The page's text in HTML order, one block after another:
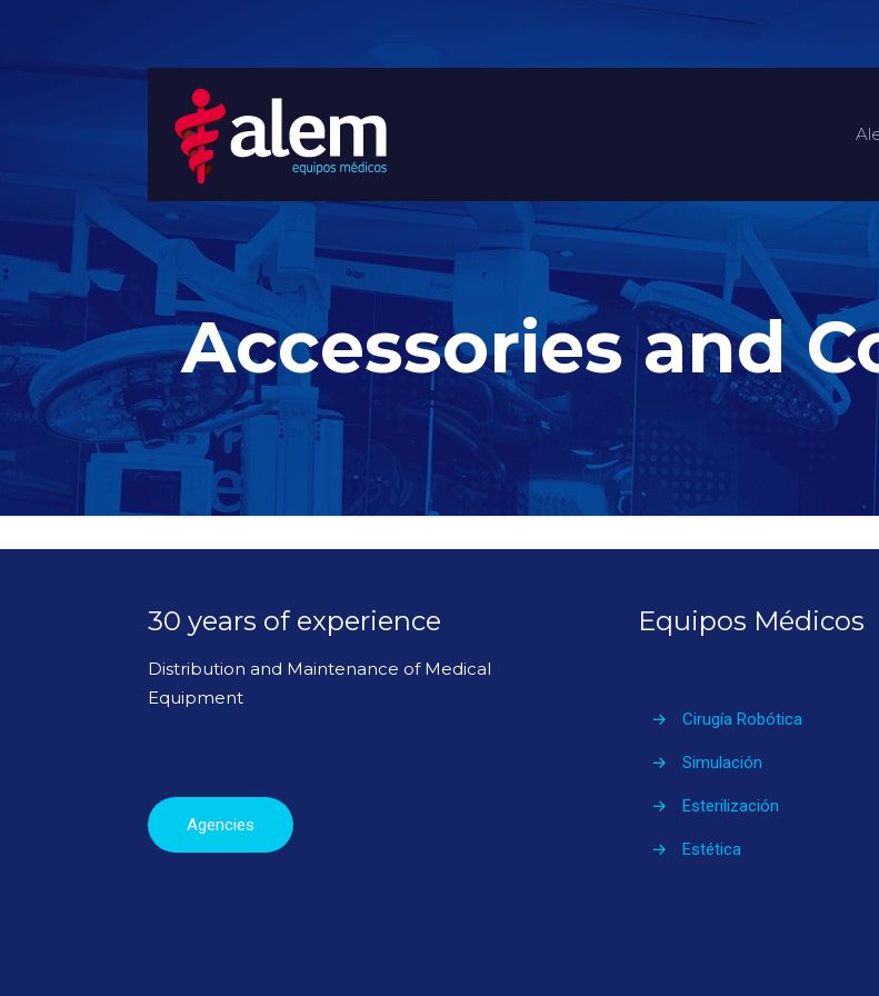
Accessories and
30 years of experience
Distribution and Maintenance of Medical
Equipment
Agencies
Equipos Médicos
→ Cirugía Robótica
→ Simulación
→ Esterilización
→ Estética